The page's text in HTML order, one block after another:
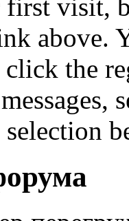
visit,
above.
the